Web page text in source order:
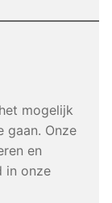
mogelijk
gaan. Onze
en
in onze